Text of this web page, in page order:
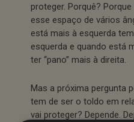
proteger. Porquê?
esse espaço de vários
está mais à esquerda
esquerda e quando está
ter “pano” mais à direita.
Mas a próxima pergunta
tem de ser o toldo em
vai proteger? Depende.